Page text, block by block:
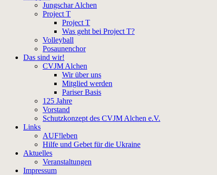
Jungschar Alchen
Project T
Project T
Was geht bei Project T?
Volleyball
Posaunenchor
Das sind wir!
CVJM Alchen
Wir über uns
Mitglied werden
Pariser Basis
125 Jahre
Vorstand
Schutzkonzept des CVJM Alchen e.V.
Links
AUF!leben
Hilfe und Gebet für die Ukraine
Aktuelles
Veranstaltungen
Impressum